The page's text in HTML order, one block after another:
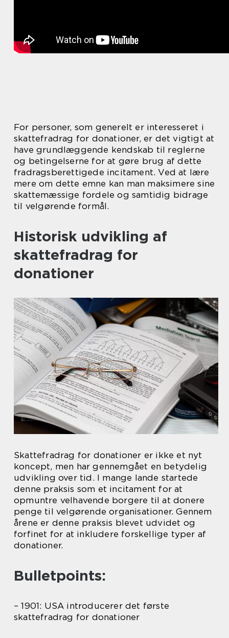
For personer, som generelt er interesseret i
skattefradrag for donationer, er det vigtigt at
have grundlæggende kendskab til reglerne
og betingelserne for at gøre brug af dette
fradragsberettigede incitament. Ved at lære
mere om dette emne kan man maksimere sine
skattemæssige fordele og samtidig bidrage
til velgørende formål.
Historisk udvikling af
skattefradrag for
donationer
Skattefradrag for donationer er ikke et nyt
koncept, men har gennemgået en betydelig
udvikling over tid. I mange lande startede
denne praksis som et incitament for at
opmuntre velhavende borgere til at donere
penge til velgørende organisationer. Gennem
årene er denne praksis blevet udvidet og
forfinet for at inkludere forskellige typer af
donationer.
Bulletpoints:
– 1901: USA introducerer det første
skattefradrag for donationer